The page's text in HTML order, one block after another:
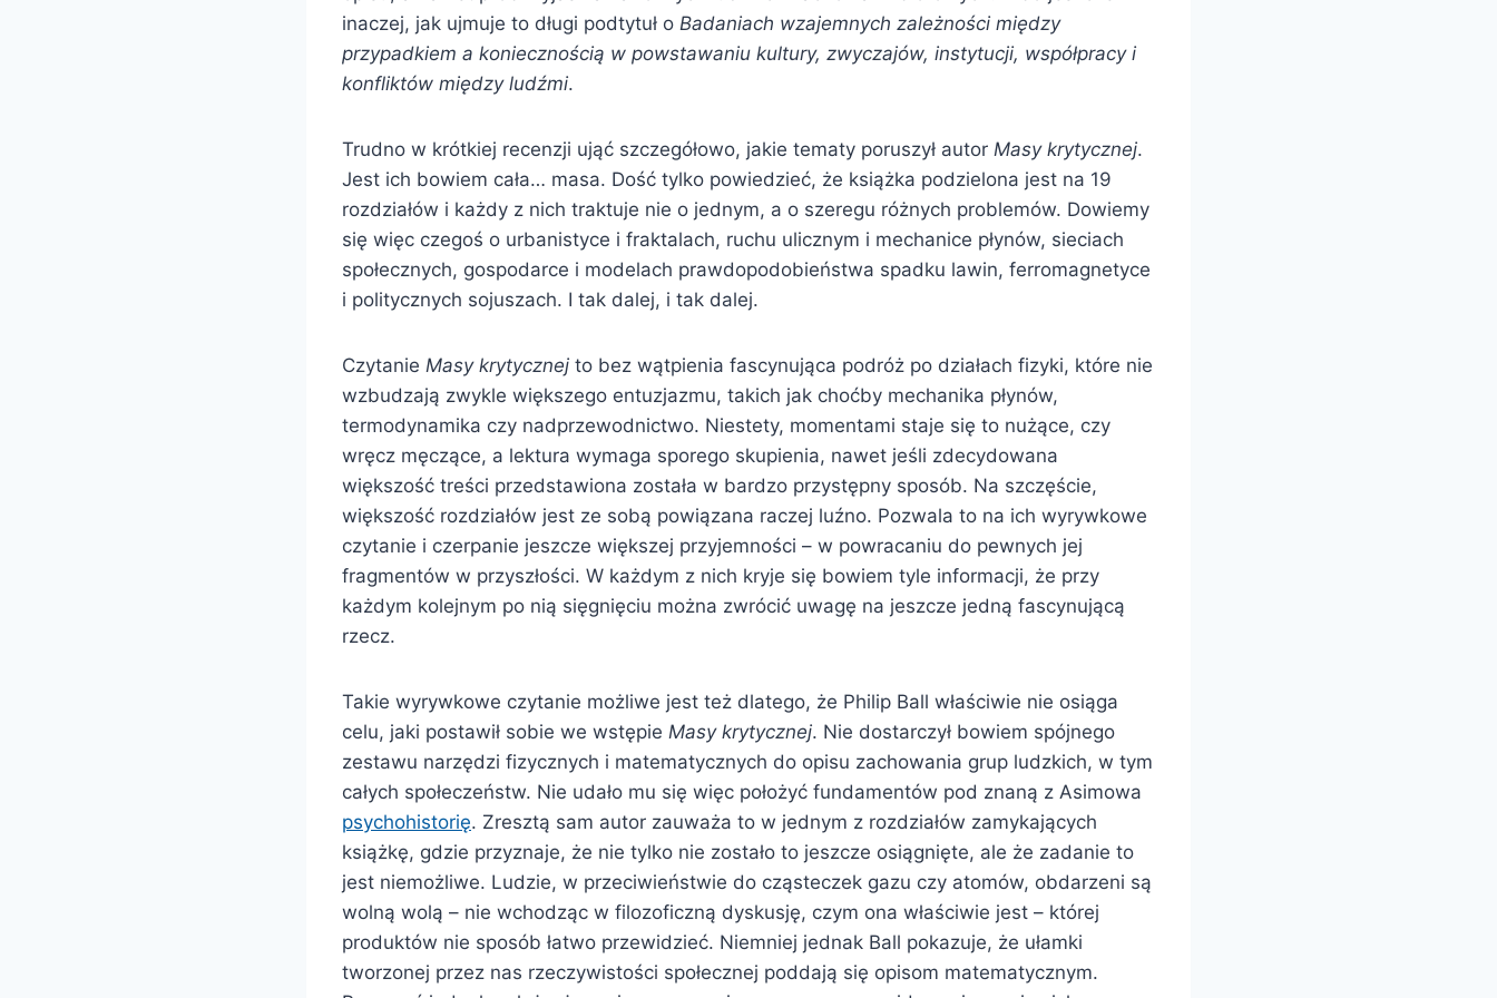
inaczej, jak ujmuje to długi podtytuł o Badaniach wzajemnych zależności między
przypadkiem a koniecznością w powstawaniu kultury, zwyczajów, instytucji, współpracy i
konfliktów między ludźmi.
Trudno w krótkiej recenzji ująć szczegółowo, jakie tematy poruszył autor Masy krytycznej.
Jest ich bowiem cała… masa. Dość tylko powiedzieć, że książka podzielona jest na 19
rozdziałów i każdy z nich traktuje nie o jednym, a o szeregu różnych problemów. Dowiemy
się więc czegoś o urbanistyce i fraktalach, ruchu ulicznym i mechanice płynów, sieciach
społecznych, gospodarce i modelach prawdopodobieństwa spadku lawin, ferromagnetyce
i politycznych sojuszach. I tak dalej, i tak dalej.
Czytanie Masy krytycznej to bez wątpienia fascynująca podróż po działach fizyki, które nie
wzbudzają zwykle większego entuzjazmu, takich jak choćby mechanika płynów,
termodynamika czy nadprzewodnictwo. Niestety, momentami staje się to nużące, czy
wręcz męczące, a lektura wymaga sporego skupienia, nawet jeśli zdecydowana
większość treści przedstawiona została w bardzo przystępny sposób. Na szczęście,
większość rozdziałów jest ze sobą powiązana raczej luźno. Pozwala to na ich wyrywkowe
czytanie i czerpanie jeszcze większej przyjemności – w powracaniu do pewnych jej
fragmentów w przyszłości. W każdym z nich kryje się bowiem tyle informacji, że przy
każdym kolejnym po nią sięgnięciu można zwrócić uwagę na jeszcze jedną fascynującą
rzecz.
Takie wyrywkowe czytanie możliwe jest też dlatego, że Philip Ball właściwie nie osiąga
celu, jaki postawił sobie we wstępie Masy krytycznej. Nie dostarczył bowiem spójnego
zestawu narzędzi fizycznych i matematycznych do opisu zachowania grup ludzkich, w tym
całych społeczeństw. Nie udało mu się więc położyć fundamentów pod znaną z Asimowa
psychohistorię. Zresztą sam autor zauważa to w jednym z rozdziałów zamykających
książkę, gdzie przyznaje, że nie tylko nie zostało to jeszcze osiągnięte, ale że zadanie to
jest niemożliwe. Ludzie, w przeciwieństwie do cząsteczek gazu czy atomów, obdarzeni są
wolną wolą – nie wchodząc w filozoficzną dyskusję, czym ona właściwie jest – której
produktów nie sposób łatwo przewidzieć. Niemniej jednak Ball pokazuje, że ułamki
tworzonej przez nas rzeczywistości społecznej poddają się opisom matematycznym.